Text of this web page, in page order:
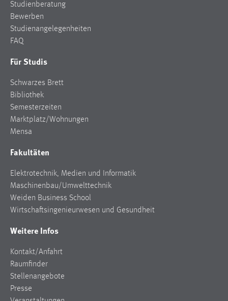
Studienberatung
Bewerben
Studienangelegenheiten
FAQ
Für Studis
Schwarzes Brett
Bibliothek
Semesterzeiten
Marktplatz/Wohnungen
Mensa
Fakultäten
Elektrotechnik, Medien und Informatik
Maschinenbau/Umwelttechnik
Weiden Business School
Wirtschaftsingenieurwesen und Gesundheit
Weitere Infos
Kontakt/Anfahrt
Raumfinder
Stellenangebote
Presse